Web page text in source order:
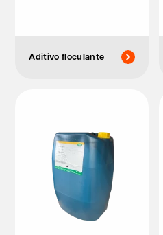
Aditivo floculante